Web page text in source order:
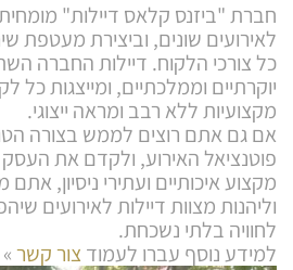
חברת "ביזנס קלאס דיילות"
לאירועים שונים, וביצירת מעטפת
כל צורכי הלקוח. דיילות החברה
יוקרתיים וממלכתיים, ומייצגות כל
מקצועיות ללא רבב ומראה ייצוגי.
אם גם אתם רוצים לממש בצורה
פוטנציאל האירוע, ולקדם את
מקצוע איכותיים ועתירי ניסיון, אתם
וליהנות מצוות דיילות לאירועים
לחוויה בלתי נשכחת.
למידע נוסף עברו לעמוד צור קשר»